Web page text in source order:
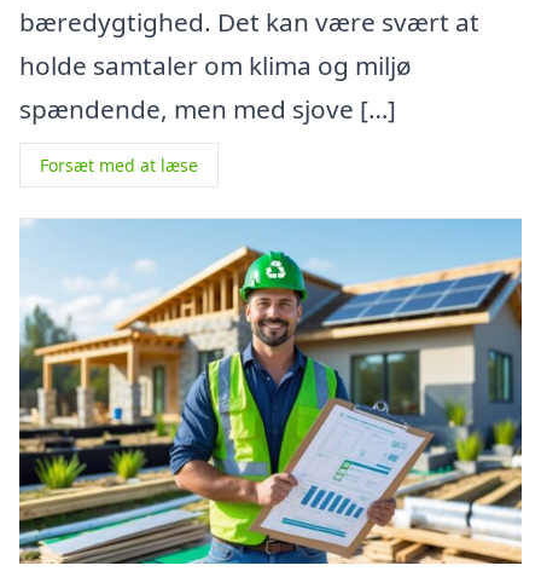
bæredygtighed. Det kan være svært at
holde samtaler om klima og miljø
spændende, men med sjove […]
Forsæt med at læse